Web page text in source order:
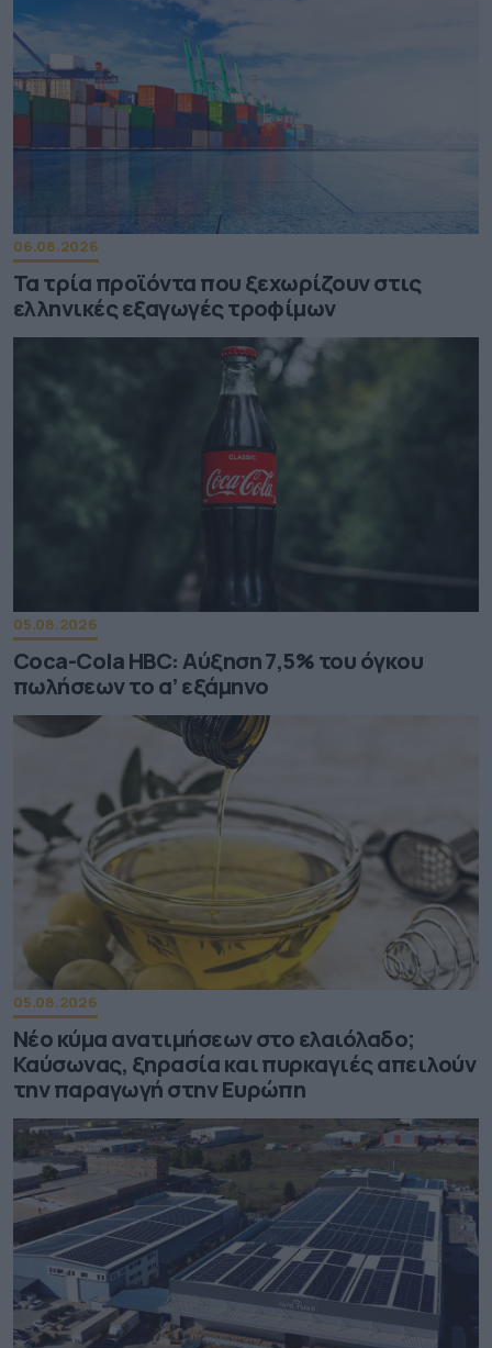
06.08.2026
Τα τρία προϊόντα που ξεχωρίζουν στις
ελληνικές εξαγωγές τροφίμων
05.08.2026
Coca-Cola HBC: Aύξηση 7,5% του όγκου
πωλήσεων το α’ εξάμηνο
05.08.2026
Νέο κύμα ανατιμήσεων στο ελαιόλαδο;
Καύσωνας, ξηρασία και πυρκαγιές απειλούν
την παραγωγή στην Ευρώπη